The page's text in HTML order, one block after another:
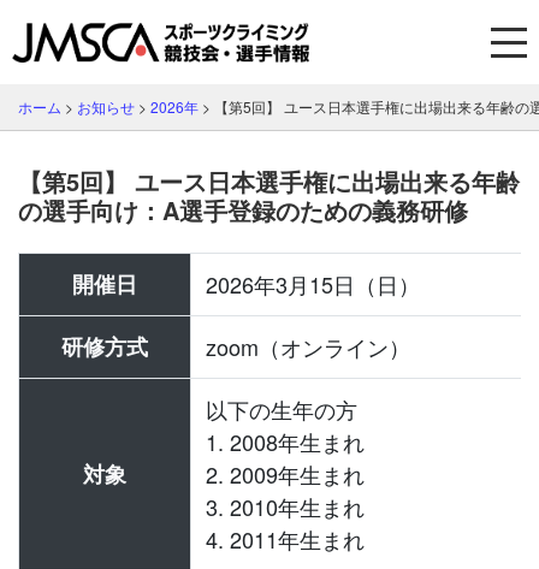
ホーム > お知らせ > 2026年 > 【第5回】 ユース日本選手権に出場出来る年齢
【第5回】 ユース日本選手権に出場出来る年齢
の選手向け：A選手登録のための義務研修
開催日
2026年3月15日（日）
研修方式
zoom（オンライン）
対象
以下の生年の方
1. 2008年生まれ
2. 2009年生まれ
3. 2010年生まれ
4. 2011年生まれ